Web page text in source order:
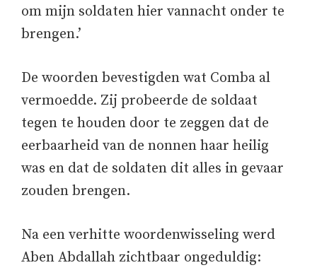
om mijn soldaten hier vannacht onder te
brengen.’
De woorden bevestigden wat Comba al
vermoedde. Zij probeerde de soldaat
tegen te houden door te zeggen dat de
eerbaarheid van de nonnen haar heilig
was en dat de soldaten dit alles in gevaar
zouden brengen.
Na een verhitte woordenwisseling werd
Aben Abdallah zichtbaar ongeduldig: